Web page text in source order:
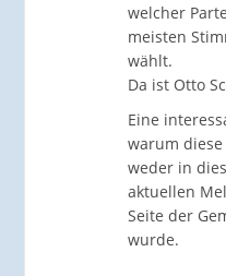
welcher
meisten
wählt.
Da ist Otto
Eine
warum
weder in
aktuellen
Seite der
wurde.